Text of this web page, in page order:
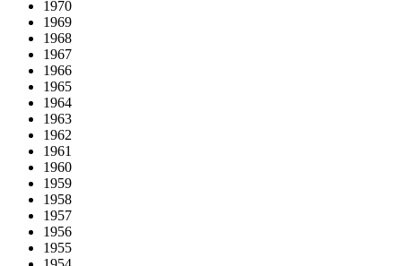
1970
1969
1968
1967
1966
1965
1964
1963
1962
1961
1960
1959
1958
1957
1956
1955